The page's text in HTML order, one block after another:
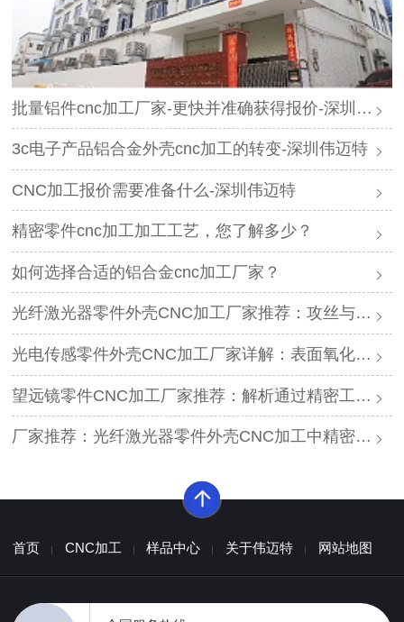
批量铝件cnc加工厂家-更快并准确获得报价-深圳伟迈特
3c电子产品铝合金外壳cnc加工的转变-深圳伟迈特
CNC加工报价需要准备什么-深圳伟迈特
精密零件cnc加工加工工艺，您了解多少？
如何选择合适的铝合金cnc加工厂家？
光纤激光器零件外壳CNC加工厂家推荐：攻丝与螺纹加工的工程规范
光电传感零件外壳CNC加工厂家详解：表面氧化工艺的应用标准【厂家推荐】
望远镜零件CNC加工厂家推荐：解析通过精密工艺提升装配同轴度的核心方案
厂家推荐：光纤激光器零件外壳CNC加工中精密公差控制的深度工程解析
首页 CNC加工 样品中心 关于伟迈特 网站地图